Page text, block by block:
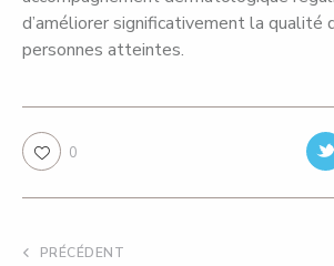
d’améliorer significativement la qualité
personnes atteintes.
0
PRÉCÉDENT